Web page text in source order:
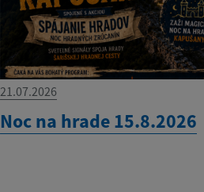
21.07.2026
Noc na hrade 15.8.2026